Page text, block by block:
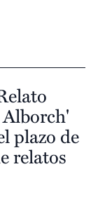
plazo de
relatos